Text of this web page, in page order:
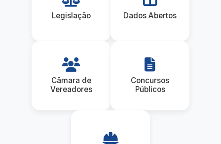
Legislação Dados Abertos
Câmara de
Vereadores
Concursos
Públicos